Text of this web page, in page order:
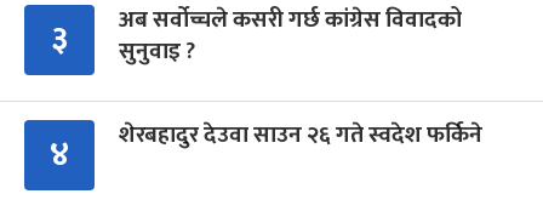
३
अब सर्वोच्चले कसरी गर्छ कांग्रेस विवादको
सुनुवाइ ?
४ शेरबहादुर देउवा साउन २६ गते स्वदेश फर्किने